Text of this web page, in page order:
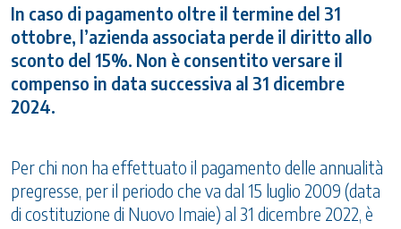
In caso di pagamento oltre il termine del 31
ottobre, l’azienda associata perde il diritto allo
sconto del 15%. Non è consentito versare il
compenso in data successiva al 31 dicembre
2024.
Per chi non ha effettuato il pagamento delle annualità
pregresse, per il periodo che va dal 15 luglio 2009 (data
di costituzione di Nuovo Imaie) al 31 dicembre 2022, è